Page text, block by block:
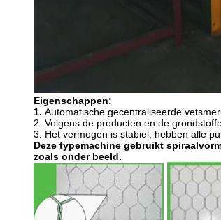
Eigenschappen:
1. Automatische gecentraliseerde
2. Volgens de producten en de
3. Het vermogen is stabiel, hebben alle
Deze typemachine gebruikt
zoals onder beeld.